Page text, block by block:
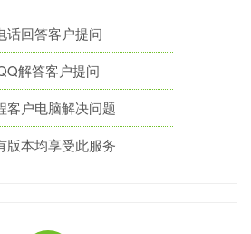
话回答客户提问
解答客户提问
客户电脑解决问题
版本均享受此服务